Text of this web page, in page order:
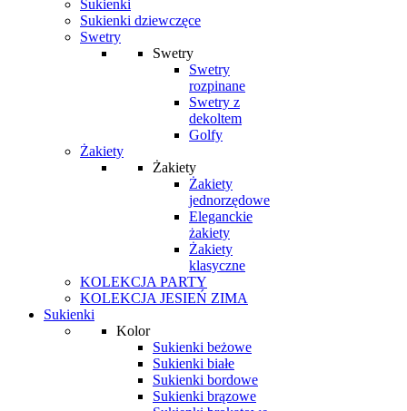
Sukienki
Sukienki dziewczęce
Swetry
Swetry
Swetry
rozpinane
Swetry z
dekoltem
Golfy
Żakiety
Żakiety
Żakiety
jednorzędowe
Eleganckie
żakiety
Żakiety
klasyczne
KOLEKCJA PARTY
KOLEKCJA JESIEŃ ZIMA
Sukienki
Kolor
Sukienki beżowe
Sukienki białe
Sukienki bordowe
Sukienki brązowe